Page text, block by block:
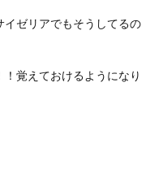
ゼリアでもそうしてるの
覚えておけるようになり